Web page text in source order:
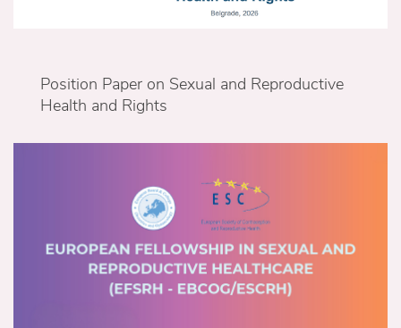
Position Paper on Sexual and Reproductive
Health and Rights